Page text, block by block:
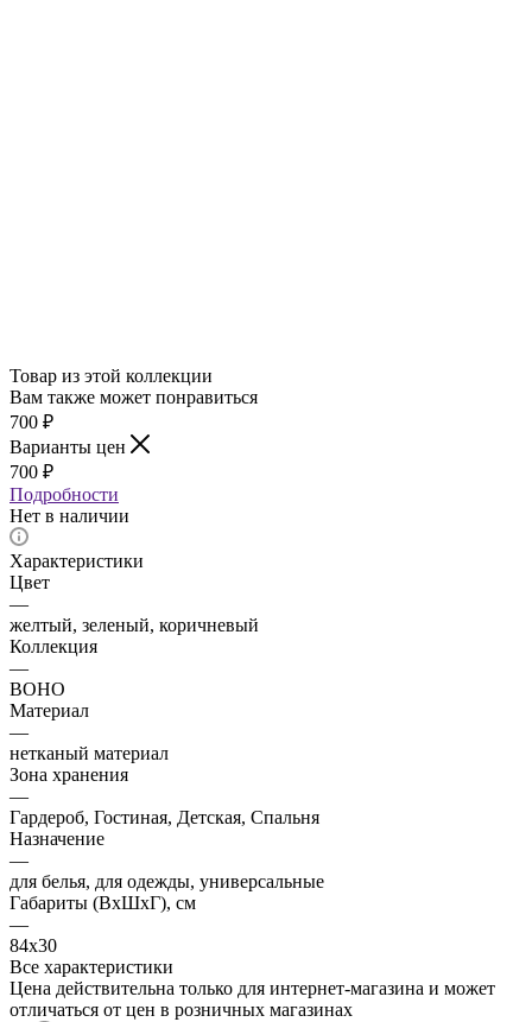
Товар из этой коллекции
Вам также может понравиться
700 ₽
Варианты цен
700 ₽
Подробности
Нет в наличии
Характеристики
Цвет
—
желтый, зеленый, коричневый
Коллекция
—
BOHO
Материал
—
нетканый материал
Зона хранения
—
Гардероб, Гостиная, Детская, Спальня
Назначение
—
для белья, для одежды, универсальные
Габариты (ВхШхГ), см
—
84х30
Все характеристики
Цена действительна только для интернет-магазина и может
отличаться от цен в розничных магазинах